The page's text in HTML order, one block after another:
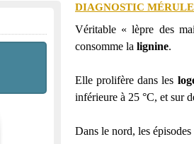
DIAGNOSTIC
Véritable « lèpre des
consomme la lignine.
Elle prolifère dans les
inférieure à 25 °C, et sur
Dans le nord, les